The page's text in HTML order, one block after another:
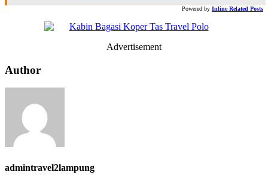
Powered by Inline Related Posts
Advertisement
Author
admintravel2lampung